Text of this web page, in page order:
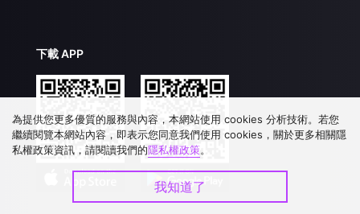
下載 APP
為提供您更多優質的服務與內容，本網站使用 cookies 分析技術。若您
繼續閱覽本網站內容，即表示您同意我們使用 cookies，關於更多相關隱
私權政策資訊，請閱讀我們的隱私權政策。
我知道了